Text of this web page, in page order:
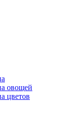
овощей
цветов